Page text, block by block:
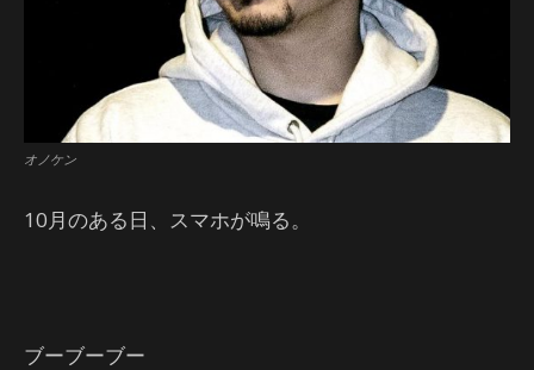
オノケン
10月のある日、スマホが鳴る。
ブーブーブー